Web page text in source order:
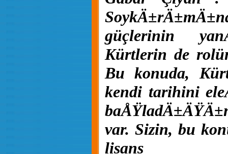
güçlerinin
Kürtlerin de
Bu konuda,
kendi tarihini
var. Sizin, bu
lisans